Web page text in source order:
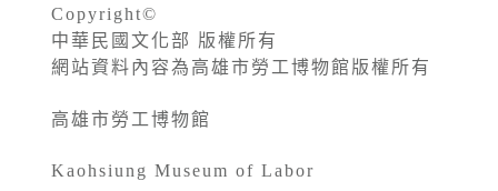
Copyright©
中華民國文化部 版權所有
網站資料內容為高雄市勞工博物館版權所有
高雄市勞工博物館
Kaohsiung Museum of Labor